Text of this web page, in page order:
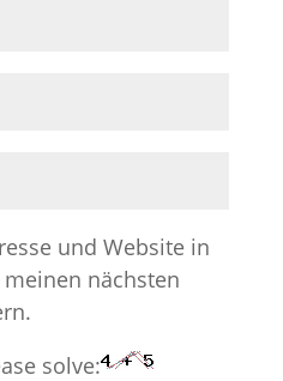
und Website in
nächsten
solve: